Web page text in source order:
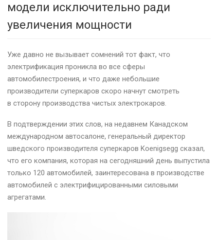
модели исключительно ради
увеличения мощности
Уже давно не вызывает сомнений тот факт, что
электрификация проникла во все сферы
автомобилестроения, и что даже небольшие
производители суперкаров скоро начнут смотреть
в сторону производства чистых электрокаров.
В подтверждении этих слов, на недавнем Канадском
международном автосалоне, генеральный директор
шведского производителя суперкаров Koenigsegg сказал,
что его компания, которая на сегодняшний день выпустила
только 120 автомобилей, заинтересована в производстве
автомобилей с электрифицированными силовыми
агрегатами.